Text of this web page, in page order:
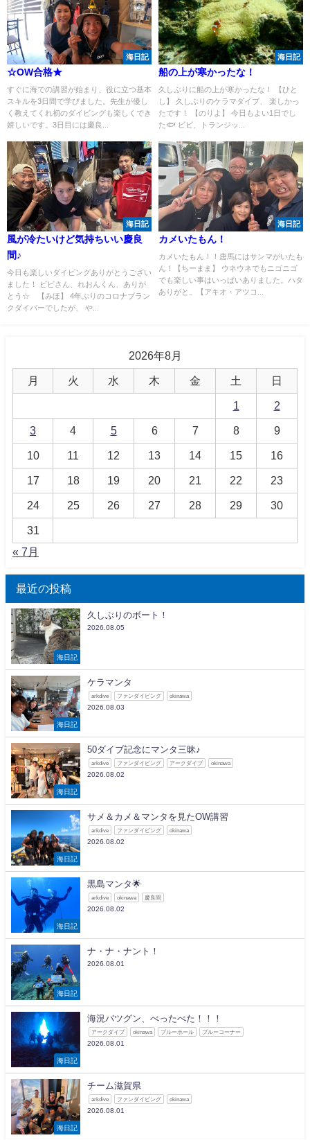
海日記
☆OW合格★
すぐに海での講習が始まり、役に立つ基本
スキルを3日間で学びました。先生が優し
く教えてくれ初のダイビングも楽しくでき
嬉しいです。3日目には慶良...
海日記
船の上が寒かったな！
久しぶりに船の上が寒かったな！ 【ひと
し】 久しぶりのケラマダイブ、 楽しかっ
たです！ 【のりよ】 今日もよい1日でし
た🐟 ビビ、トランジッ...
海日記
風が冷たいけど気持ちいい慶良
間♪
今日も楽しいダイビングありがとうござい
ました！ ビビさん、れおんくん、ありが
とう☆ 【みほ】 4年ぶりのコロナブラン
クダイバーでしたが、 や...
海日記
カメいたもん！
カメいたもん！！唐馬にはサンマがいたも
ん！【ちーまま】 ウネウネでもニゴニゴ
でも楽しい事はいっぱいありました。ハタ
ありがと。【アキオ・アツコ...
2026年8月
月 火 水 木 金 土 日
1 2
3 4 5 6 7 8 9
10 11 12 13 14 15 16
17 18 19 20 21 22 23
24 25 26 27 28 29 30
31
« 7月
最近の投稿
海日記
久しぶりのボート！
2026.08.05
海日記
ケラマンタ
arkdive ファンダイビング okinawa
2026.08.03
海日記
50ダイブ記念にマンタ三昧♪
arkdive ファンダイビング アークダイブ okinawa
2026.08.02
海日記
サメ＆カメ＆マンタを見たOW講習
arkdive ファンダイビング okinawa
2026.08.02
海日記
黒島マンタ🌟
arkdive okinawa 慶良間
2026.08.02
海日記
ナ・ナ・ナント！
2026.08.01
海日記
海況バツグン、べったべた！！！
アークダイブ okinawa ブルーホール ブルーコーナー
2026.08.01
海日記
チーム滋賀県
arkdive ファンダイビング okinawa
2026.08.01